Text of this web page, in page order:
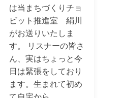
は当まちづくりチョ
ビット推進室 絹川
がお送りいたしま
す。 リスナーの皆さ
ん、実はちょっと今
日は緊張をしており
ます。生まれて初め